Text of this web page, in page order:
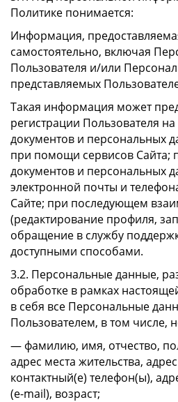
Политике понимается:
Информация,
самостоятельно, включая
Пользователя и/или
представляемых
Такая информация может
регистрации Пользователя
документов и персональных
при помощи сервисов Сайта;
документов и персональных
электронной почты и
Сайте; при последующем
(редактирование профиля,
обращение в службу
доступными способами.
3.2. Персональные данные,
обработке в рамках
в себя все Персональные
Пользователем, в том числе,
— фамилию, имя, отчество,
адрес места жительства,
контактный(е) телефон(ы),
(e-mail), возраст;